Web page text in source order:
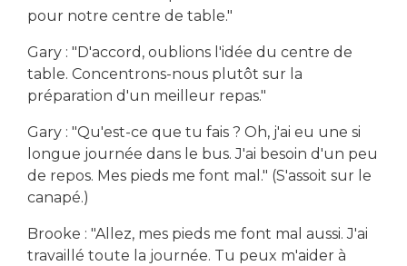
pour notre centre de table."
Gary : "D'accord, oublions l'idée du centre de
table. Concentrons-nous plutôt sur la
préparation d'un meilleur repas."
Gary : "Qu'est-ce que tu fais ? Oh, j'ai eu une si
longue journée dans le bus. J'ai besoin d'un peu
de repos. Mes pieds me font mal." (S'assoit sur le
canapé.)
Brooke : "Allez, mes pieds me font mal aussi. J'ai
travaillé toute la journée. Tu peux m'aider à